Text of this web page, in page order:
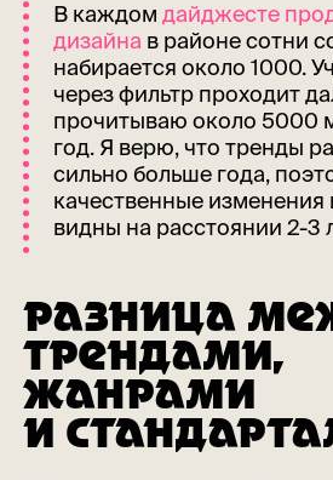
В каждомдайджесте
дизайна в районе сотни
набирается около 1000.
через фильтр проходит
прочитываю около 5000
год. Я верю, что тренды
сильно больше года,
качественные изменения
видны на расстоянии 2-3
РАЗНИЦА
ТРЕНДАМИ,
ЖАНРАМИ
И